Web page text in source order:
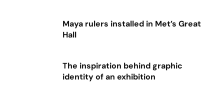
Maya rulers installed in Met’s Great
Hall
The inspiration behind graphic
identity of an exhibition